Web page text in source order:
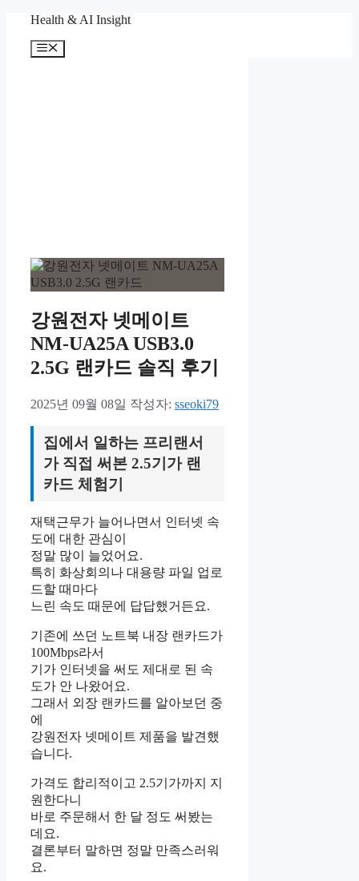
Health & AI Insight
메
강원전자 넷메이트
NM-UA25A USB3.0
2.5G 랜카드 솔직 후기
2025년 09월 08일 작성자: sseoki79
집에서 일하는 프리랜서
가 직접 써본 2.5기가 랜
카드 체험기
재택근무가 늘어나면서 인터넷 속
도에 대한 관심이
정말 많이 늘었어요.
특히 화상회의나 대용량 파일 업로
드할 때마다
느린 속도 때문에 답답했거든요.
기존에 쓰던 노트북 내장 랜카드가
100Mbps라서
기가 인터넷을 써도 제대로 된 속
도가 안 나왔어요.
그래서 외장 랜카드를 알아보던 중
에
강원전자 넷메이트 제품을 발견했
습니다.
가격도 합리적이고 2.5기가까지 지
원한다니
바로 주문해서 한 달 정도 써봤는
데요.
결론부터 말하면 정말 만족스러워
요.